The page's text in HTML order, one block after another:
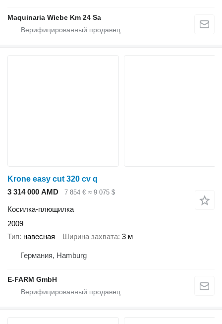
Maquinaria Wiebe Km 24 Sa
Krone easy cut 320 cv q
3 314 000 AMD
7 854 € ≈ 9 075 $
Косилка-плющилка
2009
Тип навесная Ширина захвата 3 м
Германия, Hamburg
E-FARM GmbH